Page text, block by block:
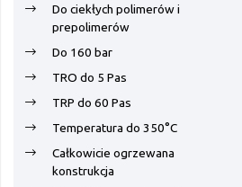
Do ciekłych polimerów i
prepolimerów
Do 160 bar
TRO do 5 Pas
TRP do 60 Pas
Temperatura do 350°C
Całkowicie ogrzewana
konstrukcja